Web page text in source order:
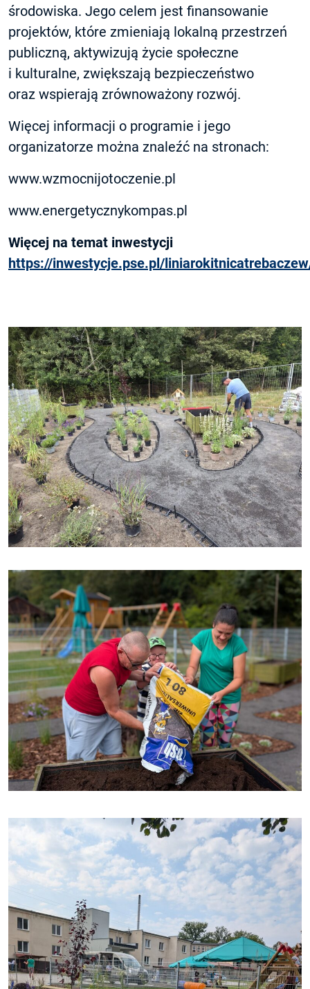
środowiska. Jego celem jest finansowanie
projektów, które zmieniają lokalną przestrzeń
publiczną, aktywizują życie społeczne
i kulturalne, zwiększają bezpieczeństwo
oraz wspierają zrównoważony rozwój.
Więcej informacji o programie i jego
organizatorze można znaleźć na stronach:
www.wzmocnijotoczenie.pl
www.energetycznykompas.pl
Więcej na temat inwestycji
https://inwestycje.pse.pl/